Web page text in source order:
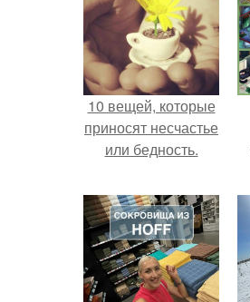
10 вещей, которые
приносят несчастье
или бедность.